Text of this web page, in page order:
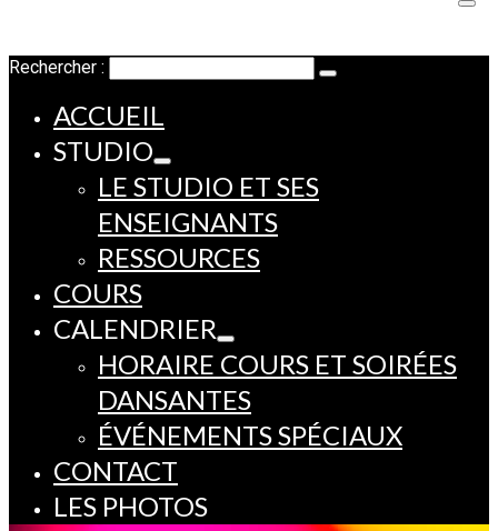
Rechercher :
ACCUEIL
STUDIO
LE STUDIO ET SES
ENSEIGNANTS
RESSOURCES
COURS
CALENDRIER
HORAIRE COURS ET SOIRÉES
DANSANTES
ÉVÉNEMENTS SPÉCIAUX
CONTACT
LES PHOTOS